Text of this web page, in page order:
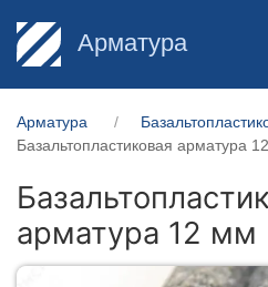
Арматура
Арматура
Базальтопластиковая арматура
арматура 12 мм